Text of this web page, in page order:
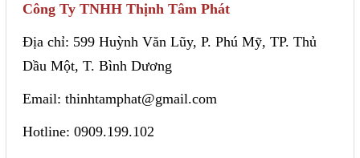
Công Ty TNHH Thịnh Tâm Phát
Địa chỉ: 599 Huỳnh Văn Lũy, P. Phú Mỹ, TP. Thủ
Dầu Một, T. Bình Dương
Email: thinhtamphat@gmail.com
Hotline: 0909.199.102